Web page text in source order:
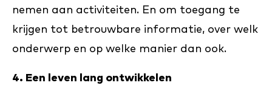
nemen aan activiteiten. En om toegang te
krijgen tot betrouwbare informatie, over welk
onderwerp en op welke manier dan ook.
4. Een leven lang ontwikkelen